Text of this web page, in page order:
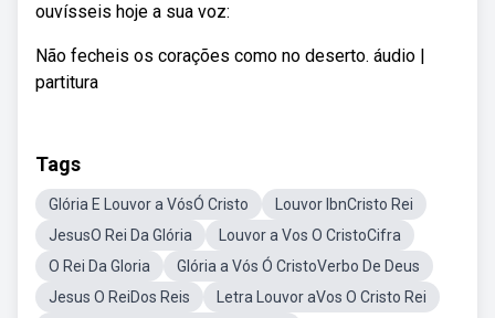
ouvísseis hoje a sua voz:
Não fecheis os corações como no deserto. áudio |
partitura
Tags
Glória E Louvor a VósÓ Cristo
Louvor IbnCristo Rei
JesusO Rei Da Glória
Louvor a Vos O CristoCifra
O Rei Da Gloria
Glória a Vós Ó CristoVerbo De Deus
Jesus O ReiDos Reis
Letra Louvor aVos O Cristo Rei